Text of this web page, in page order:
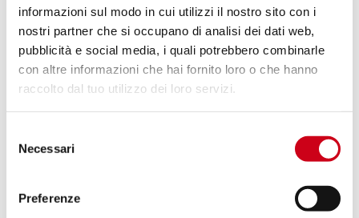
informazioni sul modo in cui utilizzi il nostro sito con i
nostri partner che si occupano di analisi dei dati web,
pubblicità e social media, i quali potrebbero combinarle
con altre informazioni che hai fornito loro o che hanno
raccolto dal tuo utilizzo dei loro servizi.
delNecessari
Preferenze
1.070,00 CHF
DETAILS
PRODUKT
Vergleiche